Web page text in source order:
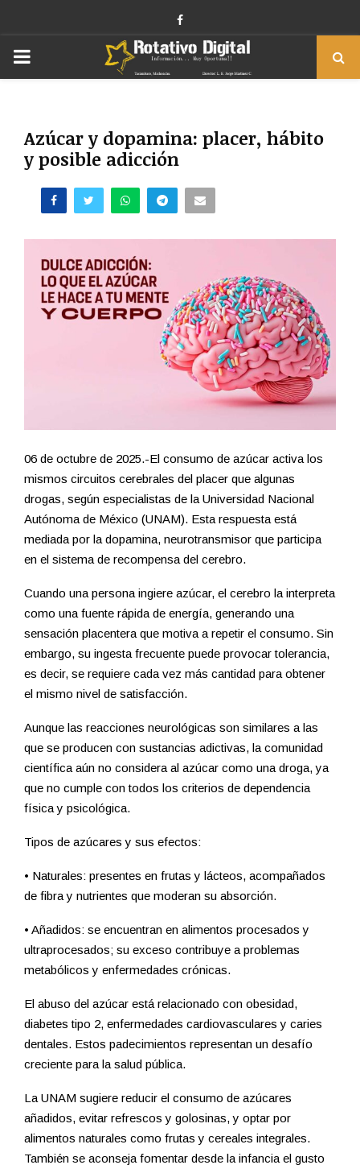
Facebook
PRIMARY
Azúcar y dopamina: placer, hábito
y posible adicción
06 de octubre de 2025.-El consumo de azúcar activa los
mismos circuitos cerebrales del placer que algunas
drogas, según especialistas de la Universidad Nacional
Autónoma de México (UNAM). Esta respuesta está
mediada por la dopamina, neurotransmisor que participa
en el sistema de recompensa del cerebro.
Cuando una persona ingiere azúcar, el cerebro la interpreta
como una fuente rápida de energía, generando una
sensación placentera que motiva a repetir el consumo. Sin
embargo, su ingesta frecuente puede provocar tolerancia,
es decir, se requiere cada vez más cantidad para obtener
el mismo nivel de satisfacción.
Aunque las reacciones neurológicas son similares a las
que se producen con sustancias adictivas, la comunidad
científica aún no considera al azúcar como una droga, ya
que no cumple con todos los criterios de dependencia
física y psicológica.
Tipos de azúcares y sus efectos:
• Naturales: presentes en frutas y lácteos, acompañados
de fibra y nutrientes que moderan su absorción.
• Añadidos: se encuentran en alimentos procesados y
ultraprocesados; su exceso contribuye a problemas
metabólicos y enfermedades crónicas.
El abuso del azúcar está relacionado con obesidad,
diabetes tipo 2, enfermedades cardiovasculares y caries
dentales. Estos padecimientos representan un desafío
creciente para la salud pública.
La UNAM sugiere reducir el consumo de azúcares
añadidos, evitar refrescos y golosinas, y optar por
alimentos naturales como frutas y cereales integrales.
También se aconseja fomentar desde la infancia el gusto